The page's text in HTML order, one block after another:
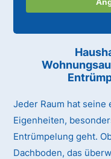
Jeder Raum hat
Eigenheiten,
Entrümpelung geht.
Dachboden, das